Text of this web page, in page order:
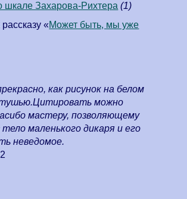
шкале Захарова-Рихтера (1)
«Может быть, мы уже
как рисунок на белом
можно
мастеру, позволяющему
маленького дикаря и его
неведомое.